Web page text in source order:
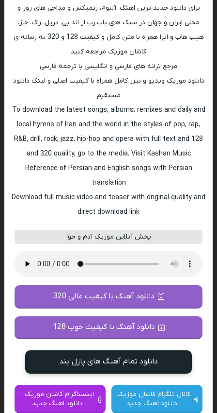
برای دانلود جدید ترین اهنگ، آلبوم، ریمیکس و مداحی های روز و
محلی ایران و جهان در سبک های پاپ،رپ ار اند بی، دریل، راک، جاز،
هیپ هاپ و اپرا همراه با متن کامل و کیفیت 128 و 320 به رسانه ی
کاشان موزیک مراجعه کنید
مرجع ترانه های فارسی و انگلیسی با ترجمه فارسی
دانلود موزیک ویدیو و تیزر کامل همراه با کیفیت اصلی و لینک دانلود
مستقیم
To download the latest songs, albums, remixes and daily and
local hymns of Iran and the world in the styles of pop, rap,
R&B, drill, rock, jazz, hip-hop and opera with full text and 128
and 320 quality, go to the media. Visit Kashan Music
Reference of Persian and English songs with Persian
translation
Download full music video and teaser with original quality and
direct download link
پخش آنلاین موزیک آدم و حوا
دانلود آهنگ با کیفیت عالی 320
دانلود آهنگ با کیفیت خوب 128
دانلود تمام آهنگ های پازل بند
کانال تلگرام کاشان موزیک
- دانلود اهنگ جدید
اینستاگرام کاشان موزیک -
دانلود اهنگ جدید